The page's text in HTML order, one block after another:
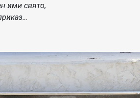
ими свято,